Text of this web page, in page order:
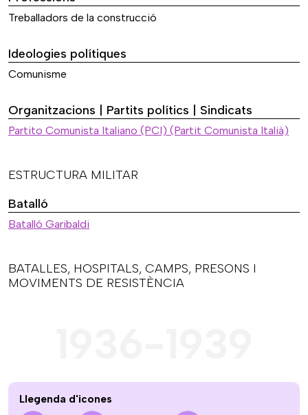
Treballadors de la construcció
Ideologies polítiques
Comunisme
Organitzacions | Partits polítics | Sindicats
Partito Comunista Italiano (PCI) (Partit Comunista Italià)
ESTRUCTURA MILITAR
Batalló
Batalló Garibaldi
BATALLES, HOSPITALS, CAMPS, PRESONS I
MOVIMENTS DE RESISTÈNCIA
Llegenda d'icones